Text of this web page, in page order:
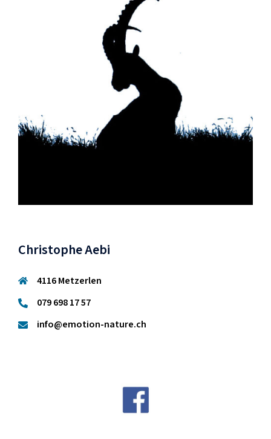
Christophe Aebi
4116 Metzerlen
079 698 17 57
info@emotion-nature.ch